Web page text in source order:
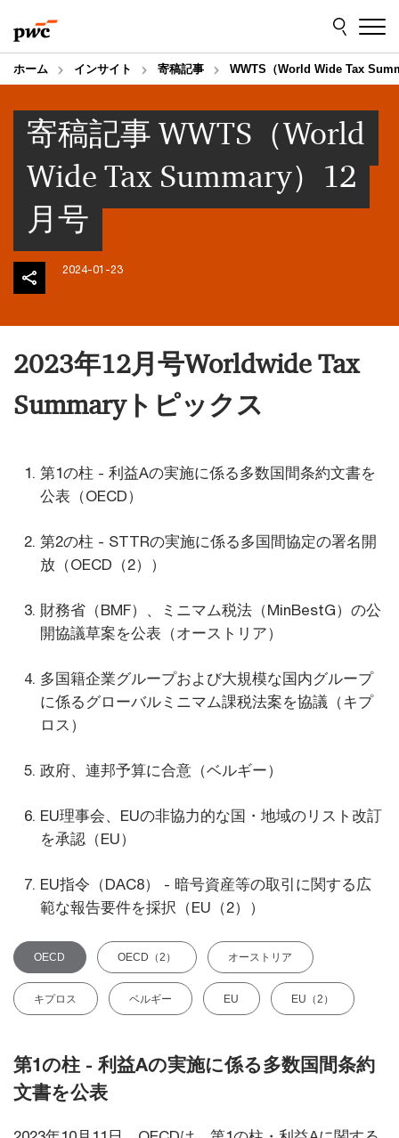
to
content
to
footer
ホーム インサイト 寄稿記事 WWTS（World Wide Tax
寄稿記事 WWTS（World
Wide Tax Summary）12
月号
2024-01-23
2023年12月号Worldwide Tax
Summaryトピックス
第1の柱 - 利益Aの実施に係る多数国間条約文書を
公表（OECD）
第2の柱 - STTRの実施に係る多国間協定の署名開
放（OECD（2））
財務省（BMF）、ミニマム税法（MinBestG）の公
開協議草案を公表（オーストリア）
多国籍企業グループおよび大規模な国内グループ
に係るグローバルミニマム課税法案を協議（キプ
ロス）
政府、連邦予算に合意（ベルギー）
EU理事会、EUの非協力的な国・地域のリスト改訂
を承認（EU）
EU指令（DAC8） - 暗号資産等の取引に関する広
範な報告要件を採択（EU（2））
OECD OECD（2） オーストリア
キプロス ベルギー EU EU（2）
第1の柱 - 利益Aの実施に係る多数国間条約
文書を公表